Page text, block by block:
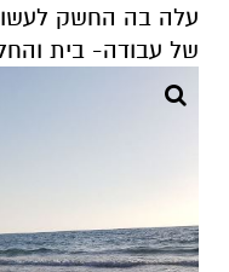
עלה בה החשק
של עבודה- בית